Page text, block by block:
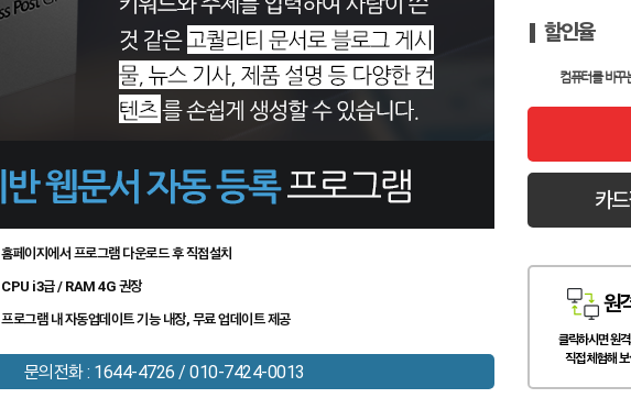
홈페이지에서 프로그램 다운로드 후 직접설치
CPU i3급 / RAM 4G 권장
프로그램 내 자동업데이트 기능 내장, 무료 업데이트 제공
문의전화 : 1644-4726 / 010-7424-0013
할인율
컴퓨터를 바꾸
카
원
클릭하시면 원
직접 체험해